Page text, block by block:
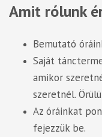
Amit rólunk
Bemutató
Saját
amikor
szeretnél.
Az óráinkat
fejezzük be.